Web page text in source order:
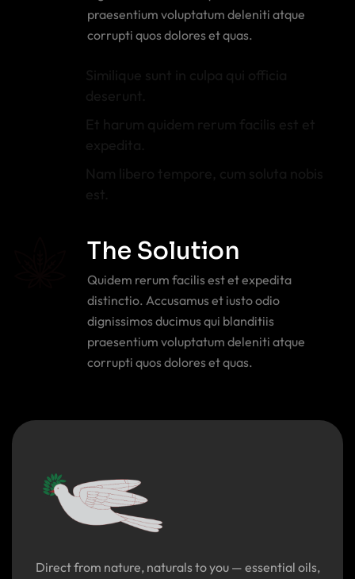
praesentium voluptatum deleniti atque
corrupti quos dolores et quas.
The Solution
Quidem rerum facilis est et expedita
distinctio. Accusamus et iusto odio
dignissimos ducimus qui blanditiis
praesentium voluptatum deleniti atque
corrupti quos dolores et quas.
Direct from nature, naturals to you — essential oils,